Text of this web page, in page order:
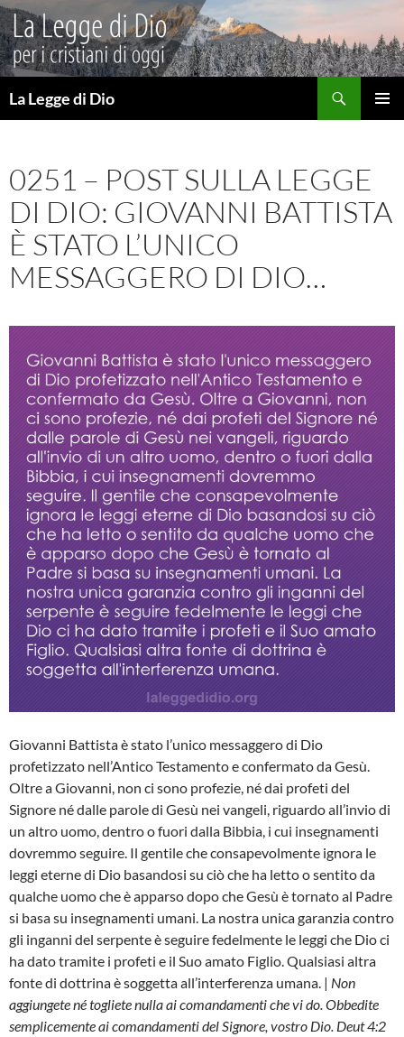
Vai
al
contenuto
La Legge di Dio
0251 – POST SULLA LEGGE
DI DIO: GIOVANNI BATTISTA
È STATO L’UNICO
MESSAGGERO DI DIO…
Giovanni Battista è stato l’unico messaggero di Dio
profetizzato nell’Antico Testamento e confermato da Gesù.
Oltre a Giovanni, non ci sono profezie, né dai profeti del
Signore né dalle parole di Gesù nei vangeli, riguardo all’invio di
un altro uomo, dentro o fuori dalla Bibbia, i cui insegnamenti
dovremmo seguire. Il gentile che consapevolmente ignora le
leggi eterne di Dio basandosi su ciò che ha letto o sentito da
qualche uomo che è apparso dopo che Gesù è tornato al Padre
si basa su insegnamenti umani. La nostra unica garanzia contro
gli inganni del serpente è seguire fedelmente le leggi che Dio ci
ha dato tramite i profeti e il Suo amato Figlio. Qualsiasi altra
fonte di dottrina è soggetta all’interferenza umana. | Non
aggiungete né togliete nulla ai comandamenti che vi do. Obbedite
semplicemente ai comandamenti del Signore, vostro Dio. Deut 4:2